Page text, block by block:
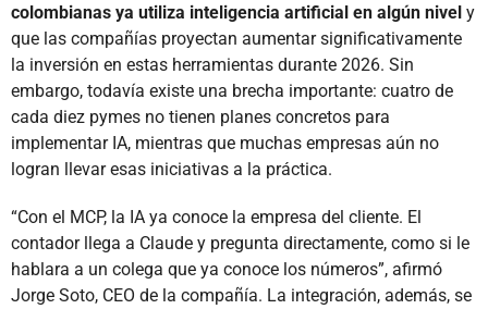
colombianas ya utiliza inteligencia artificial en algún nivel y
que las compañías proyectan aumentar significativamente
la inversión en estas herramientas durante 2026. Sin
embargo, todavía existe una brecha importante: cuatro de
cada diez pymes no tienen planes concretos para
implementar IA, mientras que muchas empresas aún no
logran llevar esas iniciativas a la práctica.
“Con el MCP, la IA ya conoce la empresa del cliente. El
contador llega a Claude y pregunta directamente, como si le
hablara a un colega que ya conoce los números”, afirmó
Jorge Soto, CEO de la compañía. La integración, además, se